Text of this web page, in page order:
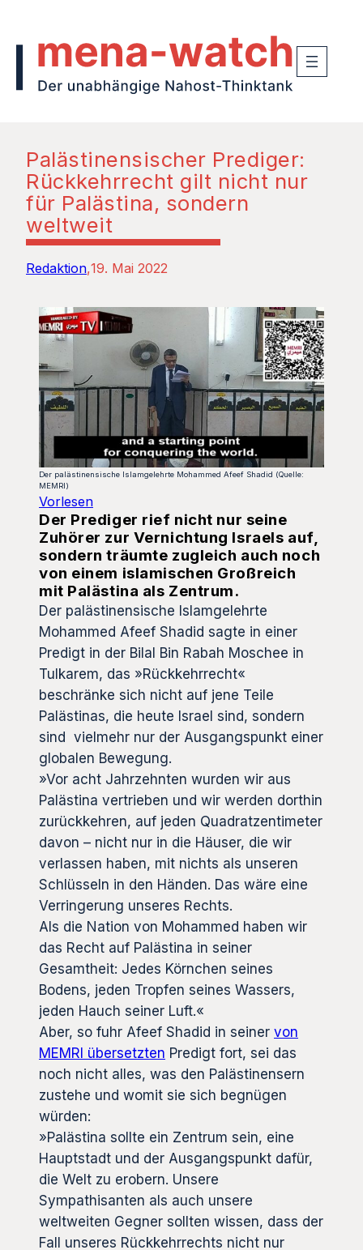
Palästinensischer Prediger:
Rückkehrrecht gilt nicht nur
für Palästina, sondern
weltweit
Redaktion 19. Mai 2022
Der palästinensische Islamgelehrte Mohammed Afeef Shadid (Quelle:
MEMRI)
Vorlesen
Der Prediger rief nicht nur seine
Zuhörer zur Vernichtung Israels auf,
sondern träumte zugleich auch noch
von einem islamischen Großreich
mit Palästina als Zentrum.
Der palästinensische Islamgelehrte
Mohammed Afeef Shadid sagte in einer
Predigt in der Bilal Bin Rabah Moschee in
Tulkarem, das »Rückkehrrecht«
beschränke sich nicht auf jene Teile
Palästinas, die heute Israel sind, sondern
sind vielmehr nur der Ausgangspunkt einer
globalen Bewegung.
»Vor acht Jahrzehnten wurden wir aus
Palästina vertrieben und wir werden dorthin
zurückkehren, auf jeden Quadratzentimeter
davon – nicht nur in die Häuser, die wir
verlassen haben, mit nichts als unseren
Schlüsseln in den Händen. Das wäre eine
Verringerung unseres Rechts.
Als die Nation von Mohammed haben wir
das Recht auf Palästina in seiner
Gesamtheit: Jedes Körnchen seines
Bodens, jeden Tropfen seines Wassers,
jeden Hauch seiner Luft.«
Aber, so fuhr Afeef Shadid in seiner von
MEMRI übersetzten Predigt fort, sei das
noch nicht alles, was den Palästinensern
zustehe und womit sie sich begnügen
würden:
»Palästina sollte ein Zentrum sein, eine
Hauptstadt und der Ausgangspunkt dafür,
die Welt zu erobern. Unsere
Sympathisanten als auch unsere
weltweiten Gegner sollten wissen, dass der
Fall unseres Rückkehrrechts nicht nur